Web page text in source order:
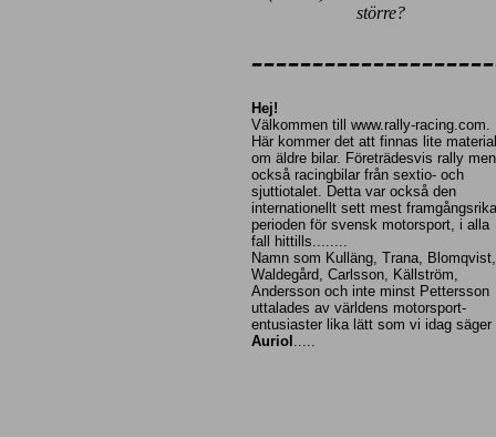
större?
------------------
Hej!
Välkommen till www.rally-racing.com.
Här kommer det att finnas lite material
om äldre bilar. Företrädesvis rally men
också racingbilar från sextio- och
sjuttiotalet. Detta var också den
internationellt sett mest framgångsrika
perioden för svensk motorsport, i alla
fall hittills........
Namn som Kulläng, Trana, Blomqvist,
Waldegård, Carlsson, Källström,
Andersson och inte minst Pettersson
uttalades av världens motorsport-
entusiaster lika lätt som vi idag säger
Auriol .....